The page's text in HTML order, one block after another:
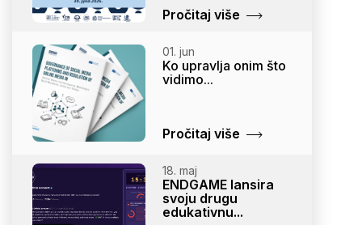
Pročitaj više
01. jun
Ko upravlja onim što
vidimo...
Pročitaj više
18. maj
ENDGAME lansira
svoju drugu
edukativnu...